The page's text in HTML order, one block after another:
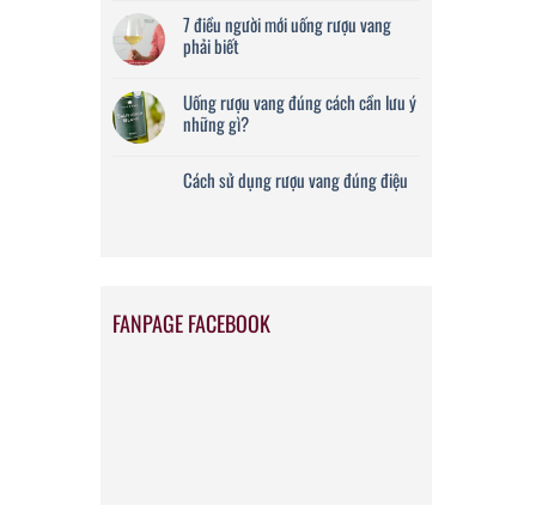
7 điều người mới uống rượu vang
phải biết
Uống rượu vang đúng cách cần lưu ý
những gì?
Cách sử dụng rượu vang đúng điệu
FANPAGE FACEBOOK